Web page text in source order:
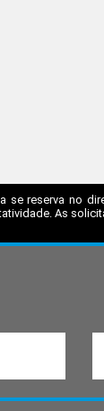
reserva no
As